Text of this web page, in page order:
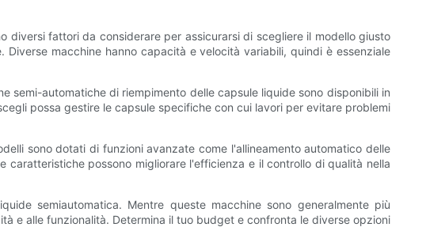
diversi fattori da considerare per assicurarsi di scegliere il modello giusto
macchine hanno capacità e velocità variabili, quindi è essenziale
semi-automatiche di riempimento delle capsule liquide sono disponibili in
possa gestire le capsule specifiche con cui lavori per evitare problemi
sono dotati di funzioni avanzate come l'allineamento automatico delle
possono migliorare l'efficienza e il controllo di qualità nella
semiautomatica. Mentre queste macchine sono generalmente più
e alle funzionalità. Determina il tuo budget e confronta le diverse opzioni